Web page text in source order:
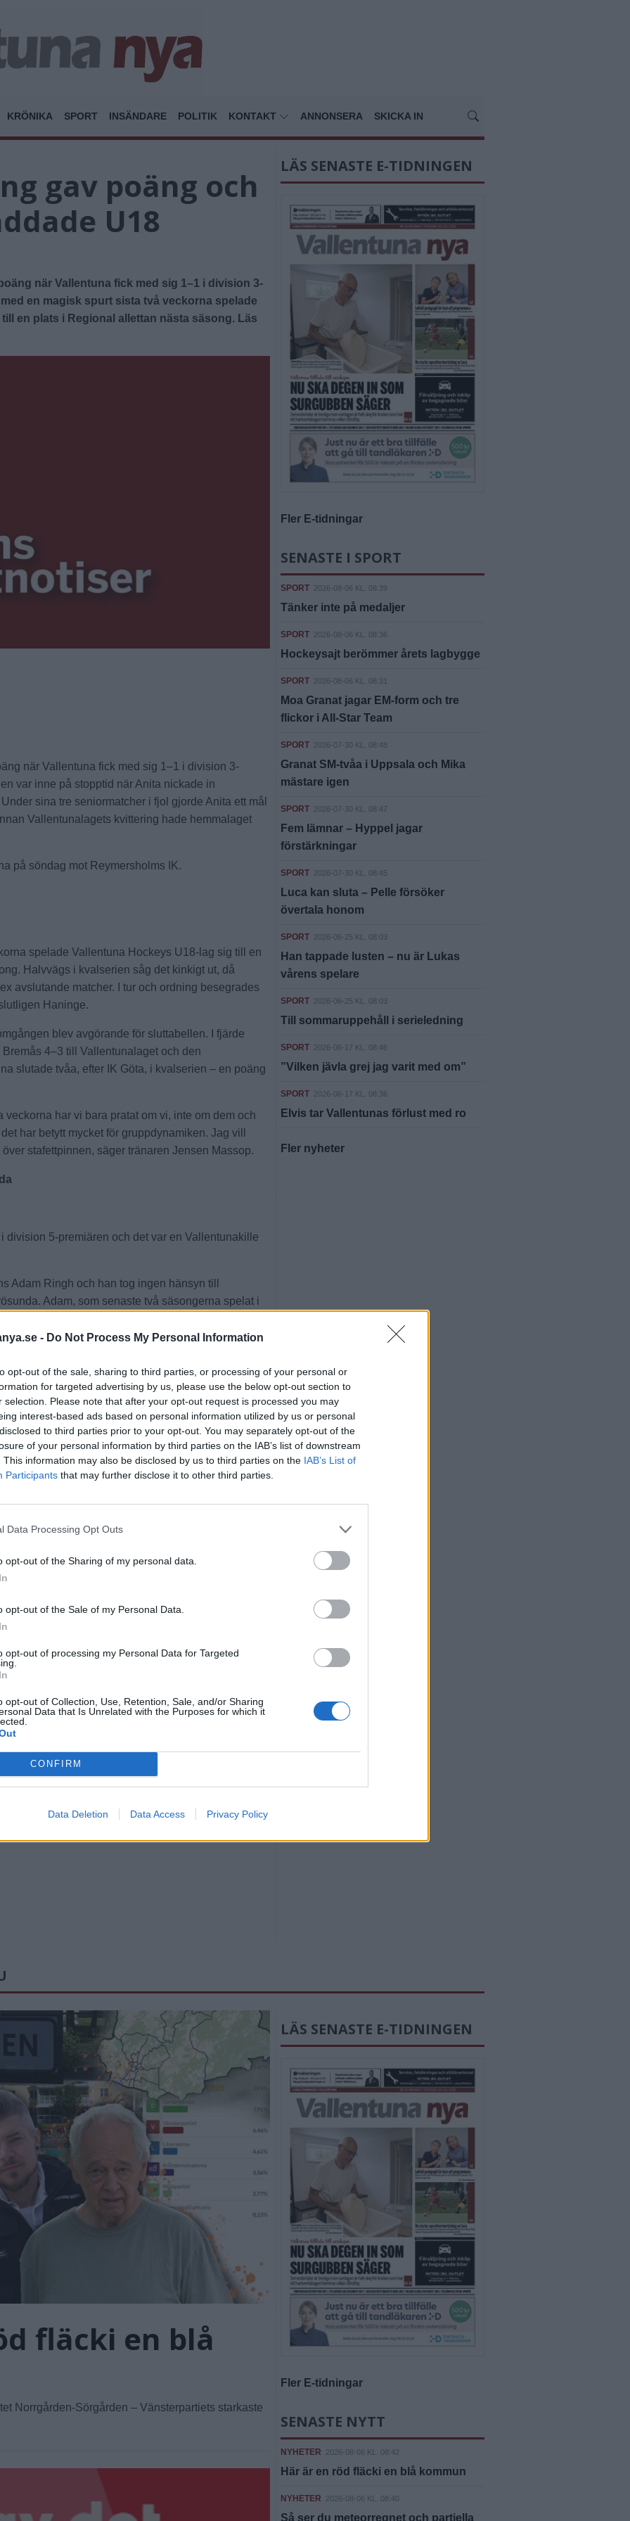
- Do Not Process My Personal Information
opt-out of the sale, sharing to third parties, or processing of your personal or
for targeted advertising by us, please use the below opt-out section to
selection. Please note that after your opt-out request is processed you may
interest-based ads based on personal information utilized by us or personal
to third parties prior to your opt-out. You may separately opt-out of the
of your personal information by third parties on the IAB’s list of downstream
This information may also be disclosed by us to third parties on the IAB’s List of
Participants that may further disclose it to other third parties.
Data Processing Opt Outs
opt-out of the Sharing of my personal data.
opt-out of the Sale of my Personal Data.
opt-out of processing my Personal Data for Targeted
opt-out of Collection, Use, Retention, Sale, and/or Sharing
Data that Is Unrelated with the Purposes for which it
CONFIRM
Data Deletion Data Access Privacy Policy
KRÖNIKA SPORT INSÄNDARE POLITIK KONTAKT ANNONSERA SKICKA IN
gav poäng och
U18
när Vallentuna fick med sig 1–1 i division 3-
en magisk spurt sista två veckorna spelade
en plats i Regional allettan nästa säsong. Läs
när Vallentuna fick med sig 1–1 i division 3-
var inne på stopptid när Anita nickade in
sina tre seniormatcher i fjol gjorde Anita ett mål
Vallentunalagets kvittering hade hemmalaget
på söndag mot Reymersholms IK.
spelade Vallentuna Hockeys U18-lag sig till en
Halvvägs i kvalserien såg det kinkigt ut, då
avslutande matcher. I tur och ordning besegrades
Haninge.
blev avgörande för sluttabellen. I fjärde
4–3 till Vallentunalaget och den
slutade tvåa, efter IK Göta, i kvalserien – en poäng
har vi bara pratat om vi, inte om dem och
har betytt mycket för gruppdynamiken. Jag vill
stafettpinnen, säger tränaren Jensen Massop.
division 5-premiären och det var en Vallentunakille
Adam Ringh och han tog ingen hänsyn till
Adam, som senaste två säsongerna spelat i
två dygn tidigare på bänken när Norrtäljes A-lag
Frösunda gjorde han sitt första mål i nionde
på stopptid.
när Johannes Lindelöw reducerade, men bara två
3–1.
har något på gång efter flera motiga säsonger i
emot den smygande optimismen. I bortamatchen mot
i Sollentuna vände Bällsta 1–2-underläge till 3–
trots att laget åkt på en utvisning strax innan
och dessförinnan var Kian Kafaie och Lukas Borr
kväll och motståndare är Lidingö Gazoliners
en trepoängare.
bäst i Stockholm. De 14–15-åriga grabbarna mötte
det blev en riktig rysare. Vallentuna hade 3–1 och 4–
Väsby matchen till förlängning.
Philip Berglund, som dittills gjort tre av lagets mål,
i början av förlängningen, men när utvisningen var
vars skott hittade krysset.
LÄS SENASTE E-TIDNINGEN
Fler E-tidningar
SENASTE I SPORT
SPORT 2026-08-06 KL. 08:39
Tänker inte på medaljer
SPORT 2026-08-06 KL. 08:36
Hockeysajt berömmer årets lagbygge
SPORT 2026-08-06 KL. 08:31
Moa Granat jagar EM-form och tre
flickor i All-Star Team
SPORT 2026-07-30 KL. 08:48
Granat SM-tvåa i Uppsala och Mika
mästare igen
SPORT 2026-07-30 KL. 08:47
Fem lämnar – Hyppel jagar
förstärkningar
SPORT 2026-07-30 KL. 08:45
Luca kan sluta – Pelle försöker
övertala honom
SPORT 2026-06-25 KL. 08:03
Han tappade lusten – nu är Lukas
vårens spelare
SPORT 2026-06-25 KL. 08:03
Till sommaruppehåll i serieledning
SPORT 2026-06-17 KL. 08:46
”Vilken jävla grej jag varit med om”
SPORT 2026-06-17 KL. 08:36
Elvis tar Vallentunas förlust med ro
Fler nyheter
fläcki en blå
Norrgården-Sörgården – Vänsterpartiets starkaste
LÄS SENASTE E-TIDNINGEN
Fler E-tidningar
SENASTE NYTT
NYHETER 2026-08-06 KL. 08:42
Här är en röd fläcki en blå kommun
NYHETER 2026-08-06 KL. 08:40
Så ser du meteorregnet och partiella